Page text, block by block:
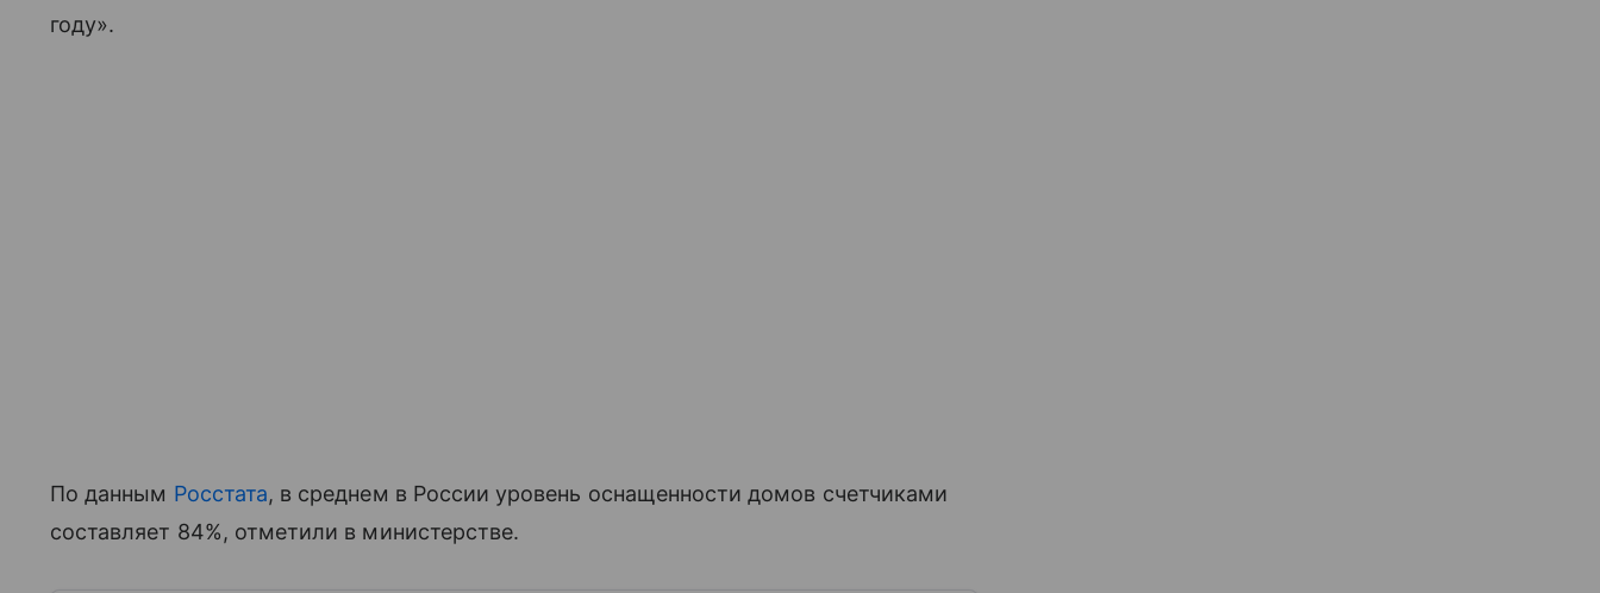
году».
По данным Росстата, в среднем в России уровень оснащенности домов счетчиками
составляет 84%, отметили в министерстве.